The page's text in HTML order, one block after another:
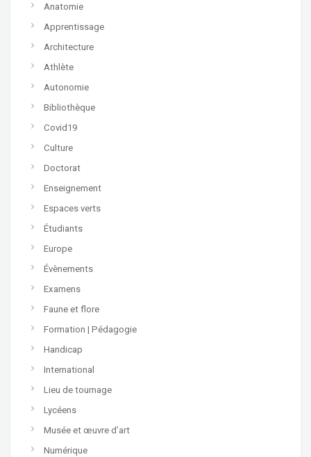
Anatomie
Apprentissage
Architecture
Athlète
Autonomie
Bibliothèque
Covid19
Culture
Doctorat
Enseignement
Espaces verts
Étudiants
Europe
Évènements
Examens
Faune et flore
Formation | Pédagogie
Handicap
International
Lieu de tournage
Lycéens
Musée et œuvre d’art
Numérique